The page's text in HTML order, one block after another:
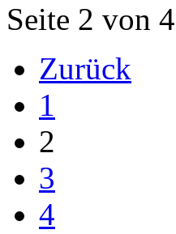
Seite 2 von 4
Zurück
1
2
3
4